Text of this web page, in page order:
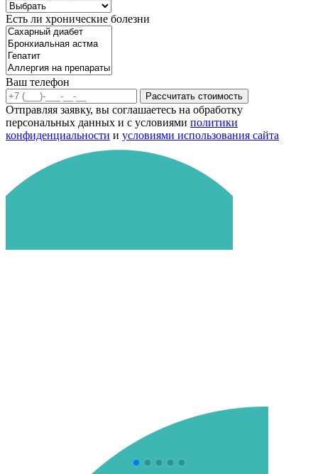
Есть ли хронические болезни
Ваш телефон
Рассчитать стоимость
Отправляя заявку, вы соглашаетесь на обработку
персональных данных и с условиями политики
конфиденциальности и условиями использования сайта